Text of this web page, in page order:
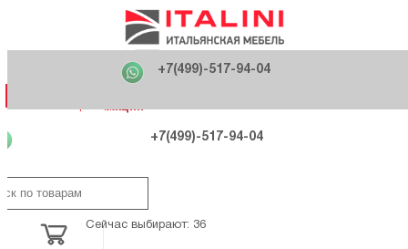
+7(499)-517-94-04
Фабрики
Распродажа
Как купить
О компании
Акция
+7(499)-517-94-04
121170 , г. Москва,
ул. Кутузовский проспект, д. 36 стр.3
+7(499)-517-94-04
Сейчас выбирают: 36